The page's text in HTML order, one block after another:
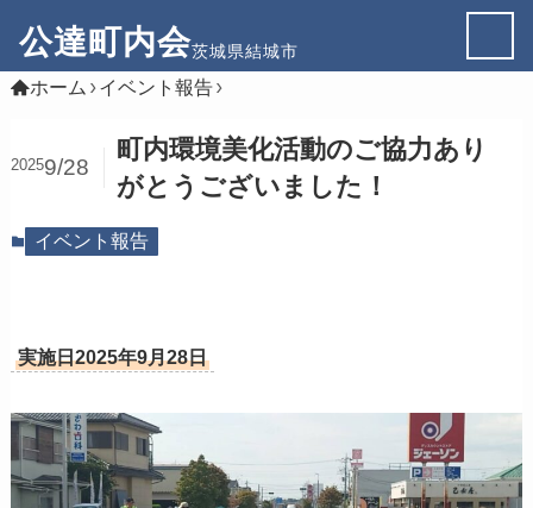
公達町内会茨城県結城市
ホーム イベント報告
町内環境美化活動のご協力あり
がとうございました！
20259/28
イベント報告
実施日2025年9月28日